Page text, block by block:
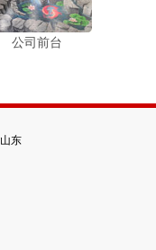
公司前台
山东